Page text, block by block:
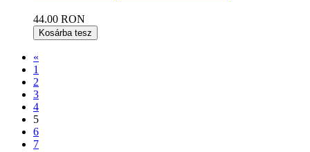
44.00 RON
Kosárba tesz
«
1
2
3
4
5
6
7